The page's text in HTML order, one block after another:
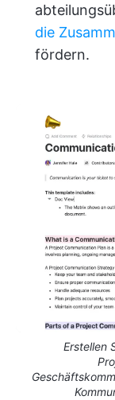
die
fördern.
Erstellen